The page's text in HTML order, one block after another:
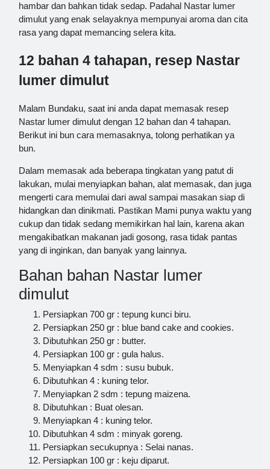
hambar dan bahkan tidak sedap. Padahal Nastar lumer
dimulut yang enak selayaknya mempunyai aroma dan cita
rasa yang dapat memancing selera kita.
12 bahan 4 tahapan, resep Nastar
lumer dimulut
Malam Bundaku, saat ini anda dapat memasak resep
Nastar lumer dimulut dengan 12 bahan dan 4 tahapan.
Berikut ini bun cara memasaknya, tolong perhatikan ya
bun.
Dalam memasak ada beberapa tingkatan yang patut di
lakukan, mulai menyiapkan bahan, alat memasak, dan juga
mengerti cara memulai dari awal sampai masakan siap di
hidangkan dan dinikmati. Pastikan Mami punya waktu yang
cukup dan tidak sedang memikirkan hal lain, karena akan
mengakibatkan makanan jadi gosong, rasa tidak pantas
yang di inginkan, dan banyak yang lainnya.
Bahan bahan Nastar lumer
dimulut
Persiapkan 700 gr : tepung kunci biru.
Persiapkan 250 gr : blue band cake and cookies.
Dibutuhkan 250 gr : butter.
Persiapkan 100 gr : gula halus.
Menyiapkan 4 sdm : susu bubuk.
Dibutuhkan 4 : kuning telor.
Menyiapkan 2 sdm : tepung maizena.
Dibutuhkan : Buat olesan.
Menyiapkan 4 : kuning telor.
Dibutuhkan 4 sdm : minyak goreng.
Persiapkan secukupnya : Selai nanas.
Persiapkan 100 gr : keju diparut.